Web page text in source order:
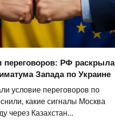
переговоров: РФ раскрыла
Запада по Украине
условие переговоров по
какие сигналы Москва
через Казахстан...